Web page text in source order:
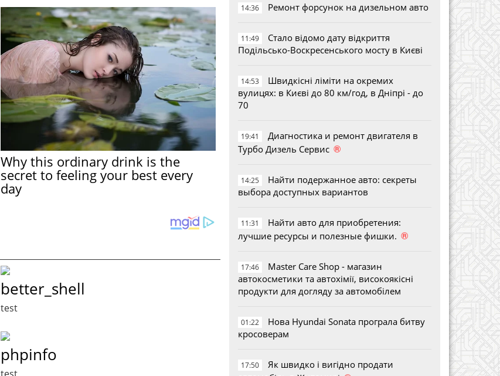
Why this ordinary drink is the
secret to feeling your best every
day
better_shell
test
phpinfo
14:36 Ремонт форсунок на дизельном авто
11:49
Стало відомо дату відкриття
Подільсько-Воскресенського мосту в Києві
14:53
Швидкісні ліміти на окремих
вулицях: в Києві до 80 км/год, в Дніпрі - до
70
19:41
Диагностика и ремонт двигателя в
Турбо Дизель Сервис ®
14:25
Найти подержанное авто: секреты
выбора доступных вариантов
11:31
Найти авто для приобретения:
лучшие ресурсы и полезные фишки. ®
17:46
Master Care Shop - магазин
автокосметики та автохімії, високоякісні
продукти для догляду за автомобілем
01:22
Нова Hyundai Sonata програла битву
кросоверам
17:50
Як швидко і вигідно продати